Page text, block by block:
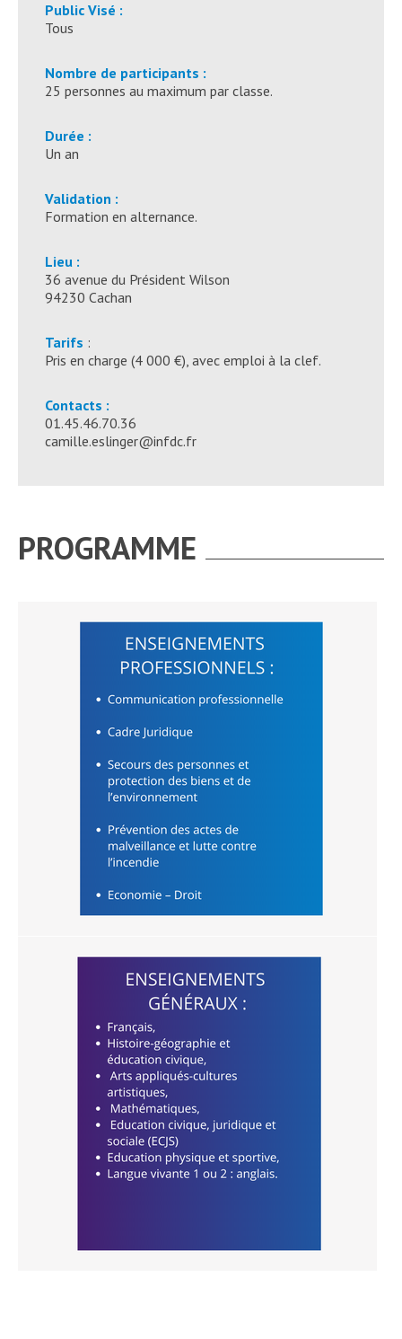
Public Visé :
Tous
Nombre de participants :
25 personnes au maximum par classe.
Durée :
Un an
Validation :
Formation en alternance.
Lieu :
36 avenue du Président Wilson
94230 Cachan
Tarifs :
Pris en charge (4 000 €), avec emploi à la clef.
Contacts :
01.45.46.70.36
camille.eslinger@infdc.fr
PROGRAMME